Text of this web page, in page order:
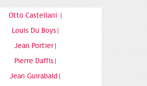
Otto Castellani |
Louis Du Boys|
Jean Portier|
Pierre Daffis|
Jean Guirabald|